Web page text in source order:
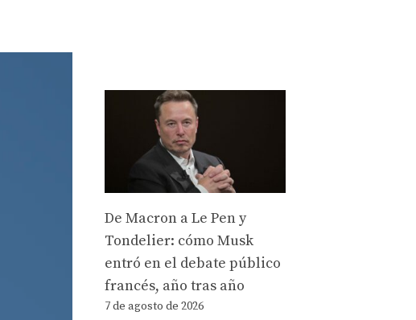
De Macron a Le Pen y
Tondelier: cómo Musk
entró en el debate público
francés, año tras año
7 de agosto de 2026